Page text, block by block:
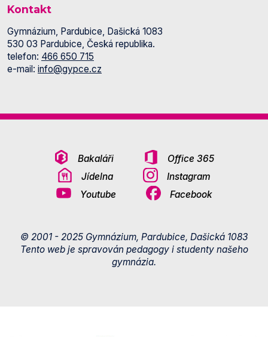
Kontakt
Gymnázium, Pardubice, Dašická 1083
530 03 Pardubice, Česká republika.
telefon: 466 650 715
e-mail: info@gypce.cz
Bakaláři
Office 365
Jídelna
Instagram
Youtube
Facebook
© 2001 - 2025 Gymnázium, Pardubice, Dašická 1083
Tento web je spravován pedagogy i studenty našeho
gymnázia.